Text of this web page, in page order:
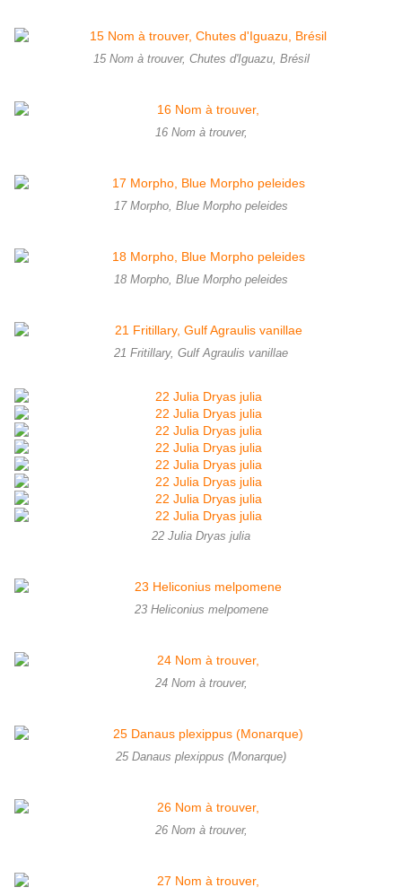
15 Nom à trouver, Chutes d'Iguazu, Brésil
16 Nom à trouver,
17 Morpho, Blue Morpho peleides
18 Morpho, Blue Morpho peleides
21 Fritillary, Gulf Agraulis vanillae
22 Julia Dryas julia
23 Heliconius melpomene
24 Nom à trouver,
25 Danaus plexippus (Monarque)
26 Nom à trouver,